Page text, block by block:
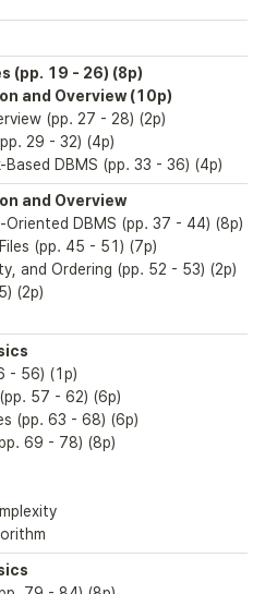
(pp. 19 - 26) (8p)
and Overview (10p)
Based DBMS (pp. 33 - 36) (4p)
and Overview
(2p)